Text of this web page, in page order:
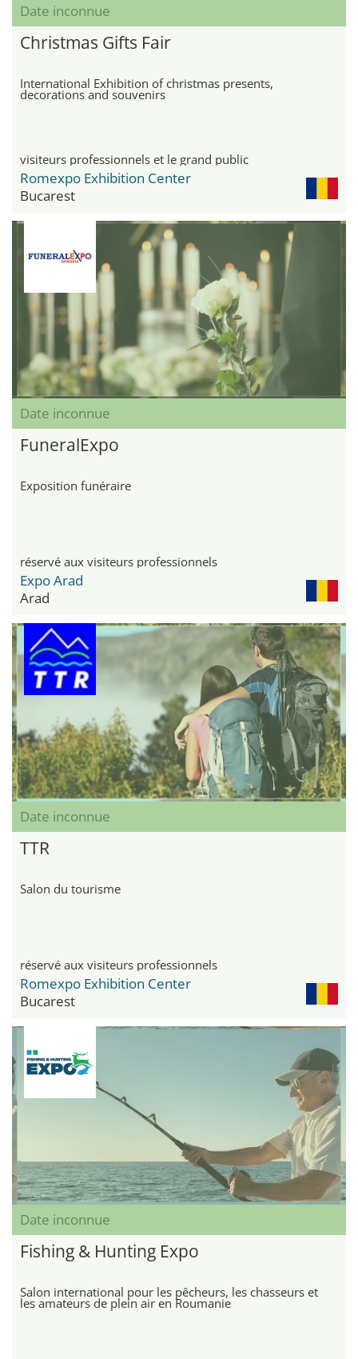
Date inconnue
Christmas Gifts Fair
International Exhibition of christmas presents,
decorations and souvenirs
visiteurs professionnels et le grand public
Romexpo Exhibition Center
Bucarest
Date inconnue
FuneralExpo
Exposition funéraire
réservé aux visiteurs professionnels
Expo Arad
Arad
Date inconnue
TTR
Salon du tourisme
réservé aux visiteurs professionnels
Romexpo Exhibition Center
Bucarest
Date inconnue
Fishing & Hunting Expo
Salon international pour les pêcheurs, les chasseurs et
les amateurs de plein air en Roumanie